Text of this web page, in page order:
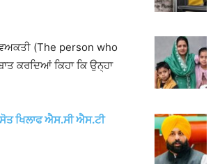
(The person who
ਕਰਦਿਆਂ ਕਿਹਾ ਕਿ ਉਨ੍ਹਾ
ਖਿਲਾਫ ਐਸ.ਸੀ ਐਸ.ਟੀ